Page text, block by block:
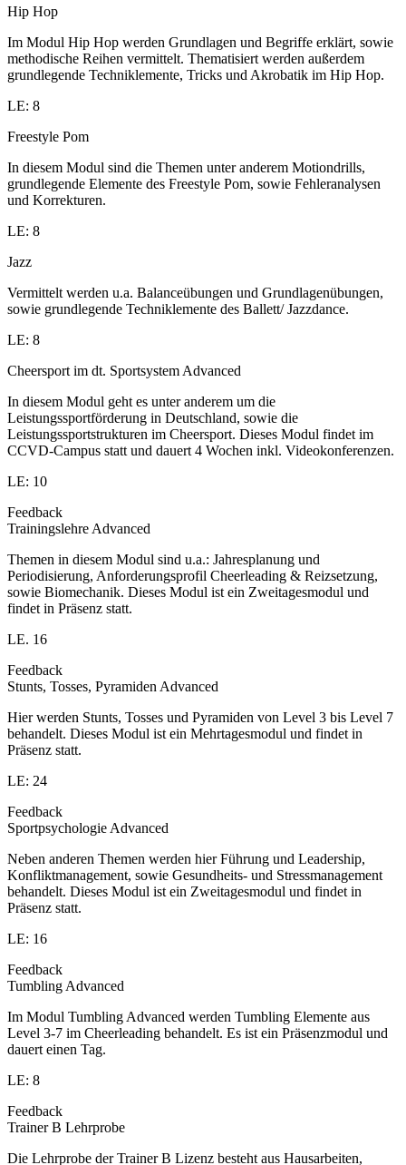
Hip Hop
Im Modul Hip Hop werden Grundlagen und Begriffe erklärt, sowie
methodische Reihen vermittelt. Thematisiert werden außerdem
grundlegende Techniklemente, Tricks und Akrobatik im Hip Hop.
LE: 8
Freestyle Pom
In diesem Modul sind die Themen unter anderem Motiondrills,
grundlegende Elemente des Freestyle Pom, sowie Fehleranalysen
und Korrekturen.
LE: 8
Jazz
Vermittelt werden u.a. Balanceübungen und Grundlagenübungen,
sowie grundlegende Techniklemente des Ballett/ Jazzdance.
LE: 8
Cheersport im dt. Sportsystem Advanced
In diesem Modul geht es unter anderem um die
Leistungssportförderung in Deutschland, sowie die
Leistungssportstrukturen im Cheersport. Dieses Modul findet im
CCVD-Campus statt und dauert 4 Wochen inkl. Videokonferenzen.
LE: 10
Feedback
Trainingslehre Advanced
Themen in diesem Modul sind u.a.: Jahresplanung und
Periodisierung, Anforderungsprofil Cheerleading & Reizsetzung,
sowie Biomechanik. Dieses Modul ist ein Zweitagesmodul und
findet in Präsenz statt.
LE. 16
Feedback
Stunts, Tosses, Pyramiden Advanced
Hier werden Stunts, Tosses und Pyramiden von Level 3 bis Level 7
behandelt. Dieses Modul ist ein Mehrtagesmodul und findet in
Präsenz statt.
LE: 24
Feedback
Sportpsychologie Advanced
Neben anderen Themen werden hier Führung und Leadership,
Konfliktmanagement, sowie Gesundheits- und Stressmanagement
behandelt. Dieses Modul ist ein Zweitagesmodul und findet in
Präsenz statt.
LE: 16
Feedback
Tumbling Advanced
Im Modul Tumbling Advanced werden Tumbling Elemente aus
Level 3-7 im Cheerleading behandelt. Es ist ein Präsenzmodul und
dauert einen Tag.
LE: 8
Feedback
Trainer B Lehrprobe
Die Lehrprobe der Trainer B Lizenz besteht aus Hausarbeiten,